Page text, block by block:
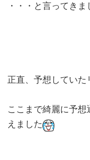
・・・と言ってきま
正直、予想してい
ここまで綺麗に予
えました